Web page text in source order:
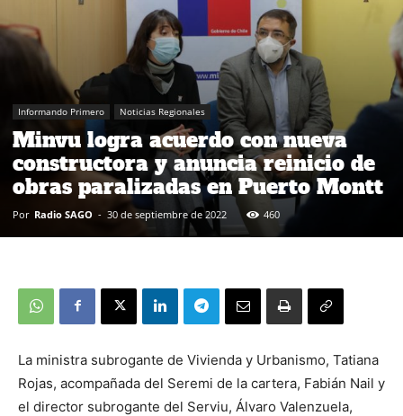
Informando Primero Noticias Regionales
Minvu logra acuerdo con nueva
constructora y anuncia reinicio de
obras paralizadas en Puerto Montt
Por Radio SAGO - 30 de septiembre de 2022 460
La ministra subrogante de Vivienda y Urbanismo, Tatiana
Rojas, acompañada del Seremi de la cartera, Fabián Nail y
el director subrogante del Serviu, Álvaro Valenzuela,